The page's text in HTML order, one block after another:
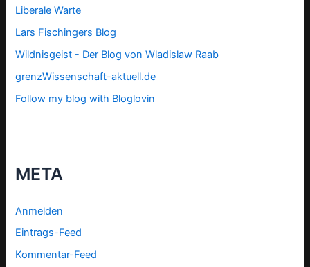
Liberale Warte
Lars Fischingers Blog
Wildnisgeist - Der Blog von Wladislaw Raab
grenzWissenschaft-aktuell.de
Follow my blog with Bloglovin
META
Anmelden
Eintrags-Feed
Kommentar-Feed